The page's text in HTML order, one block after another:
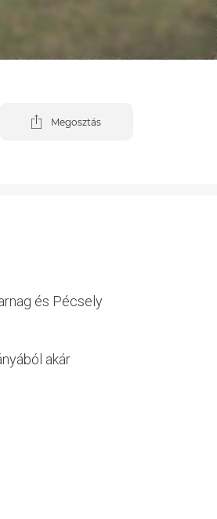
Megosztás
és Pécsely
akár